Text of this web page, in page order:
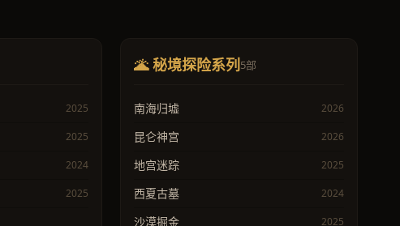
2025
2025
2024
2025
🌋 秘境探险系列 5部
南海归墟 2026
昆仑神宫 2026
地宫迷踪 2025
西夏古墓 2024
沙漠掘金 2025